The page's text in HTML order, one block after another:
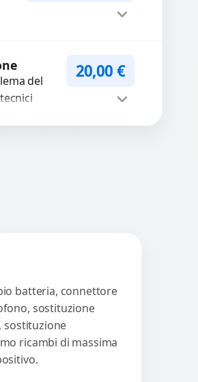
del
20,00€
batteria, connettore
sostituzione
sostituzione
ricambi di massima